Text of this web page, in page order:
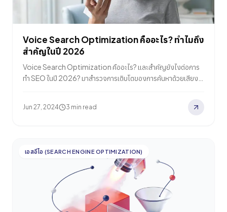
Voice Search Optimization คืออะไร? ทำไมถึง
สำคัญในปี 2026
Voice Search Optimization คืออะไร? และสำคัญยังไงต่อการ
ทำ SEO ในปี 2026? มาสำรวจการเติบโตของการค้นหาด้วยเสียง
ใช้คำสั่งเสียงในการค้นหาข้อมูลผ่านอุปกรณ์ต่างๆ เช่น…
Jun 27, 2024 3 min read
เอสอีโอ (SEARCH ENGINE OPTIMIZATION)